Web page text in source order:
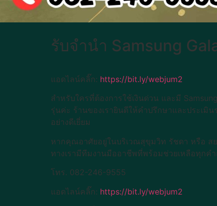
รับจำนำ Samsung
แอดไลน์คลิ๊ก: https://bit.ly/webjum2
สำหรับใครที่ต้องการใช้เงินด่วน และมี
รุ่นค่ะ ร้านของเรายินดีให้คำปรึกษาและประเมิ
อย่างดีเยี่ยม
หากคุณอาศัยอยู่ในบริเวณสุขุมวิท รัชดา หรือ สย
ทางเรามีทีมงานมืออาชีพที่พร้อมช่วยเหลือทุกค
โทร. 082-246-9555
แอดไลน์คลิ๊ก: https://bit.ly/webjum2